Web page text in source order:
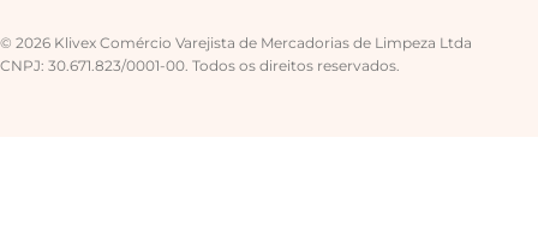
© 2026 Klivex Comércio Varejista de Mercadorias de Limpeza Ltda
CNPJ: 30.671.823/0001-00. Todos os direitos reservados.